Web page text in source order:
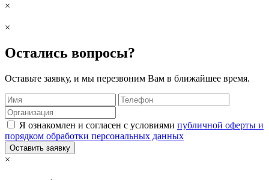
×
×
Остались вопросы?
Оставьте заявку, и мы перезвоним Вам в ближайшее время.
Я ознакомлен и согласен с условиями публичной оферты и
порядком обработки персональных данных
Оставить заявку
×